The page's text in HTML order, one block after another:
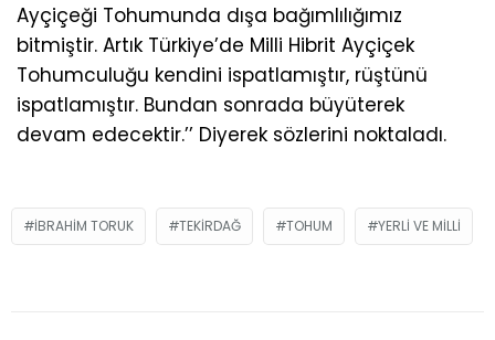
Ayçiçeği Tohumunda dışa bağımlılığımız
bitmiştir. Artık Türkiye’de Milli Hibrit Ayçiçek
Tohumculuğu kendini ispatlamıştır, rüştünü
ispatlamıştır. Bundan sonrada büyüterek
devam edecektir.’’ Diyerek sözlerini noktaladı.
IBRAHIM TORUK TEKIRDAĞ TOHUM YERLI VE MILLI